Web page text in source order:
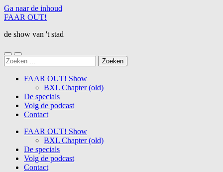
Ga naar de inhoud
FAAR OUT!
de show van 't stad
Schakel
naar
menu
Schakel
naar
Zoeken
naar:
FAAR OUT! Show
BXL Chapter (old)
De specials
Volg de podcast
Contact
FAAR OUT! Show
BXL Chapter (old)
De specials
Volg de podcast
Contact